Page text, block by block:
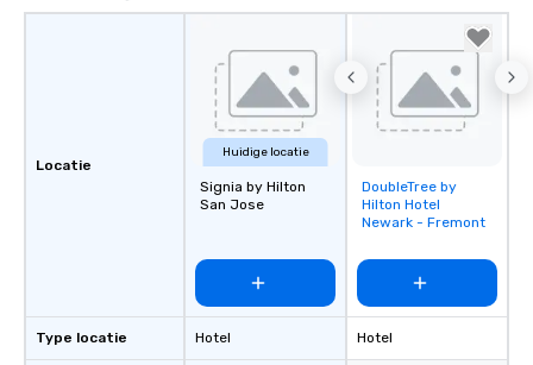
Locatie
Type locatie
Huidige locatie
Signia by Hilton
San Jose
Hotel
Removed from
favorites
DoubleTree by
Hilton Hotel
Newark - Fremont
Hotel